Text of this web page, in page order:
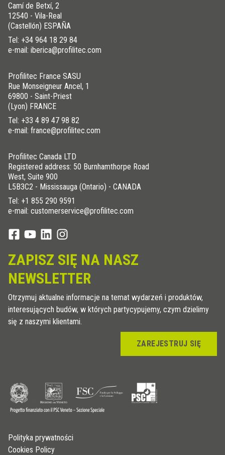
Camí de Betxí, 2
12540 - Vila-Real
(Castellón) ESPAÑA
Tel: +34 964 18 29 84
e-mail: iberica@profilitec.com
Profilitec France SASU
Rue Monseigneur Ancel, 1
69800 - Saint-Priest
(Lyon) FRANCE
Tel: +33 4 89 47 98 82
e-mail: france@profilitec.com
Profilitec Canada LTD
Registered address: 50 Burnhamthorpe Road
West, Suite 900
L5B3C2 - Mississauga (Ontario) - CANADA
Tel: +1 855 290 9591
e-mail: customerservice@profilitec.com
ZAPISZ SIĘ NA NASZ
NEWSLETTER
Otrzymuj aktualne informacje na temat wydarzeń i produktów,
interesujących budów, w których partycypujemy, czym dzielimy
się z naszymi klientami.
ZAREJESTRUJ SIĘ
Polityka prywatności
Cookies Policy